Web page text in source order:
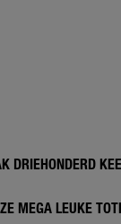
DRIEHONDERD
MEGA LEUKE